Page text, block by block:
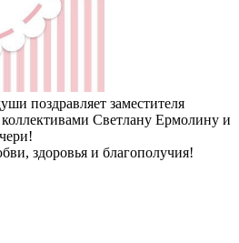
поздравляет заместителя
Светлану Ермолину и
здоровья и благополучия!